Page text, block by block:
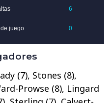
(7), Stones (8),
Prowse (8), Lingard